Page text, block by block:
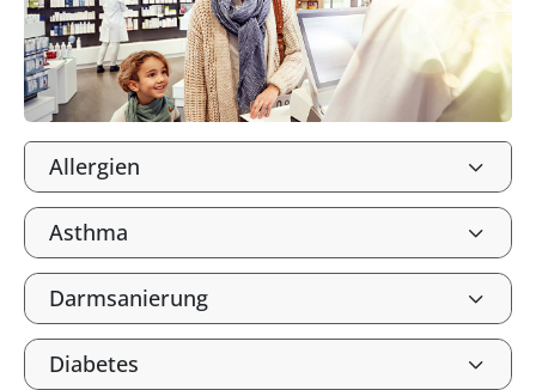
Allergien
Asthma
Darmsanierung
Diabetes